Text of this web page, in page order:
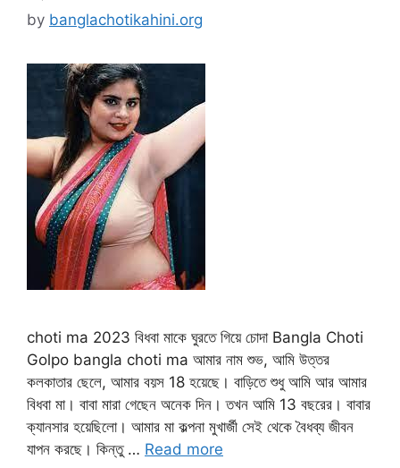
by banglachotikahini.org
choti ma 2023 বিধবা মাকে ঘুরতে গিয়ে চোদা Bangla Choti
Golpo bangla choti ma আমার নাম শুভ, আমি উত্তর
কলকাতার ছেলে, আমার বয়স 18 হয়েছে। বাড়িতে শুধু আমি আর আমার
বিধবা মা। বাবা মারা গেছেন অনেক দিন। তখন আমি 13 বছরের। বাবার
ক্যানসার হয়েছিলো। আমার মা কল্পনা মুখার্জী সেই থেকে বৈধব্য জীবন
যাপন করছে। কিন্তু … Read more